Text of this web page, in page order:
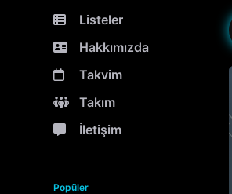
Listeler
Hakkımızda
Takvim
Takım
İletişim
Popüler